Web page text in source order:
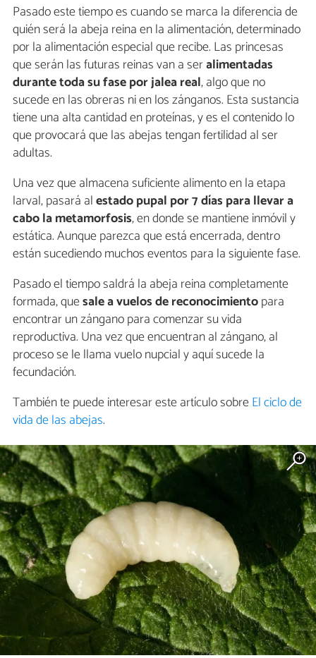
Pasado este tiempo es cuando se marca la diferencia de
quién será la abeja reina en la alimentación, determinado
por la alimentación especial que recibe. Las princesas
que serán las futuras reinas van a seralimentadas
durante toda su fase por jalea real, algo que no
sucede en las obreras ni en los zánganos. Esta sustancia
tiene una alta cantidad en proteínas, y es el contenido lo
que provocará que las abejas tengan fertilidad al ser
adultas.
Una vez que almacena suficiente alimento en la etapa
larval, pasará alestado pupal por 7 días para llevar a
cabo la metamorfosis, en donde se mantiene inmóvil y
estática. Aunque parezca que está encerrada, dentro
están sucediendo muchos eventos para la siguiente fase.
Pasado el tiempo saldrá la abeja reina completamente
formada, quesale a vuelos de reconocimientopara
encontrar un zángano para comenzar su vida
reproductiva. Una vez que encuentran al zángano, al
proceso se le llama vuelo nupcial y aquí sucede la
fecundación.
También te puede interesar este artículo sobreEl ciclo de
vida de las abejas.